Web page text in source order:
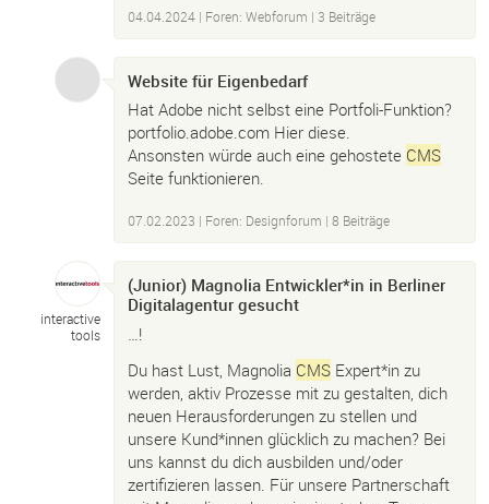
04.04.2024 | Foren: Webforum | 3 Beiträge
Website für Eigenbedarf
Hat Adobe nicht selbst eine Portfoli-Funktion?
portfolio.adobe.com Hier diese.
Ansonsten würde auch eine gehostete CMS
Seite funktionieren.
07.02.2023 | Foren: Designforum | 8 Beiträge
interactive
tools
(Junior) Magnolia Entwickler*in in Berliner
Digitalagentur gesucht
…!
Du hast Lust, Magnolia CMS Expert*in zu
werden, aktiv Prozesse mit zu gestalten, dich
neuen Herausforderungen zu stellen und
unsere Kund*innen glücklich zu machen? Bei
uns kannst du dich ausbilden und/oder
zertifizieren lassen. Für unsere Partnerschaft